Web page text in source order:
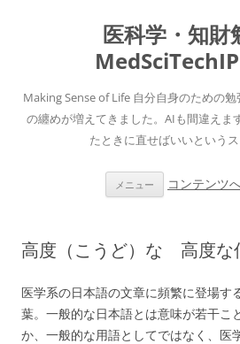
医科学・知財
Making Sense of Life 自分自身のための
の纏めが増えてきました。AIも間違えま
たときに直せばいいというス
メニュー コンテンツ
高度（こうど）な 高度な
医学系の日本語の文章に頻繁に登場す
葉。一般的な日本語とは意味が若干こ
か、一般的な用語としてではなく、医